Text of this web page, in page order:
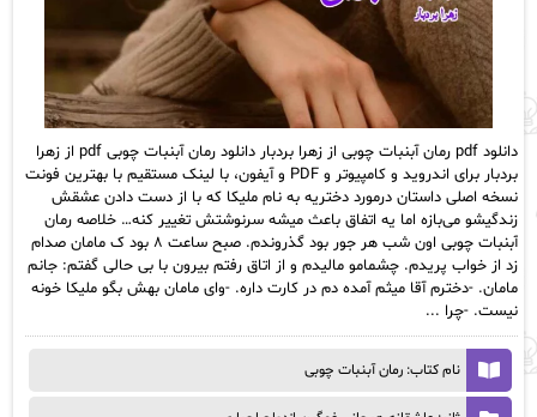
دانلود pdf رمان آبنبات چوبی از زهرا بردبار دانلود رمان آبنبات چوبی pdf از زهرا
بردبار برای اندروید و کامپیوتر و PDF و آیفون، با لینک مستقیم با بهترین فونت
نسخه اصلی داستان درمورد دختریه به نام ملیکا که با از دست دادن عشقش
زندگیشو می‌بازه اما یه اتفاق باعث میشه سرنوشتش تغییر کنه… خلاصه رمان
آبنبات چوبی اون شب هر جور بود گذروندم. صبح ساعت ۸ بود ک مامان صدام
زد از خواب پریدم. چشمامو مالیدم و از اتاق رفتم بیرون با بی حالی گفتم: جانم
مامان.‌ -دخترم آقا میثم آمده دم در کارت داره. -وای مامان بهش بگو ملیکا خونه
نیست. -چرا ...
نام کتاب: رمان آبنبات چوبی